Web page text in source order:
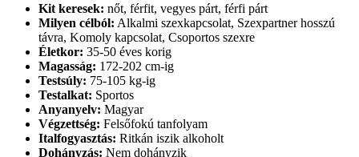
Kit keresek: nőt, férfit, vegyes párt, férfi párt
Milyen célból: Alkalmi szexkapcsolat, Szexpartner hosszú
távra, Komoly kapcsolat, Csoportos szexre
Életkor: 35-50 éves korig
Magasság: 172-202 cm-ig
Testsúly: 75-105 kg-ig
Testalkat: Sportos
Anyanyelv: Magyar
Végzettség: Felsőfokú tanfolyam
Italfogyasztás: Ritkán iszik alkoholt
Dohányzás: Nem dohányzik